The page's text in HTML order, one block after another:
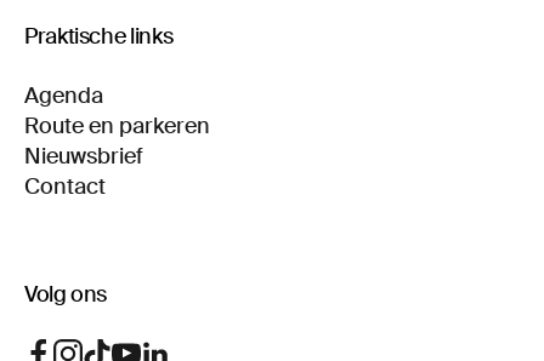
Praktische links
Agenda
Route en parkeren
Nieuwsbrief
Contact
Volg ons